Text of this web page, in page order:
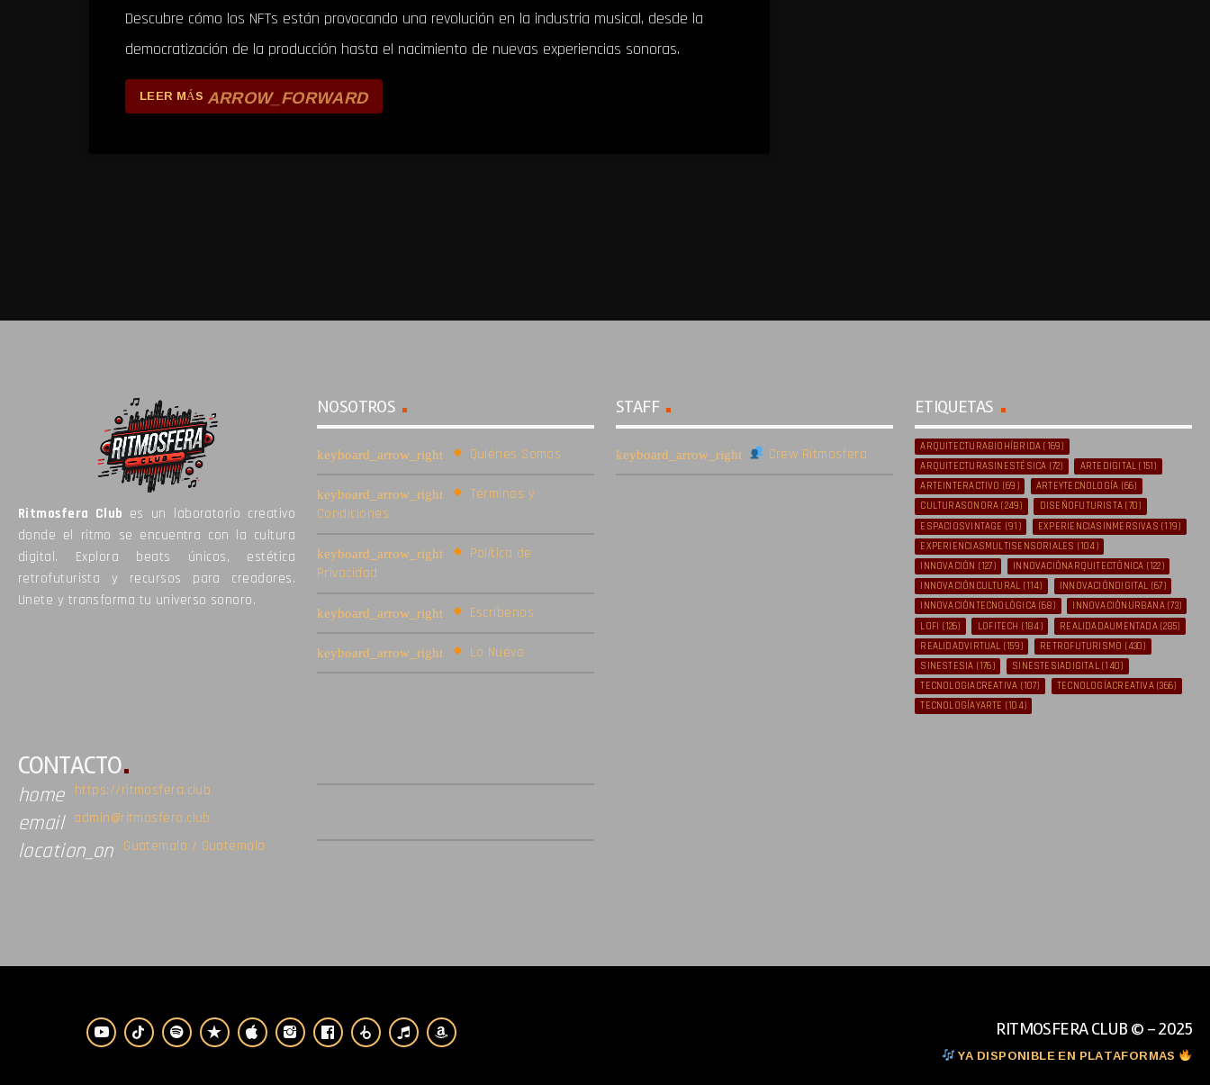
Descubre cómo los NFTs están provocando una revolución en la industria musical, desde la
democratización de la producción hasta el nacimiento de nuevas experiencias sonoras.
LEER MÁS ARROW_FORWARD
Ritmosfera Club es un laboratorio creativo
donde el ritmo se encuentra con la cultura
digital. Explora beats únicos, estética
retrofuturista y recursos para creadores.
Unete y transforma tu universo sonoro.
NOSOTROS
Quiénes Somos
Términos y
Condiciones
Política de
Privacidad
Escríbenos
Lo Nuevo
STAFF
Crew Ritmosfera
ETIQUETAS
ARQUITECTURABIOHÍBRIDA (169)
ARQUITECTURASINESTÉSICA (72) ARTEDIGITAL (151)
ARTEINTERACTIVO (69) ARTEYTECNOLOGÍA (66)
CULTURASONORA (249) DISEÑOFUTURISTA (70)
ESPACIOSVINTAGE (91) EXPERIENCIASINMERSIVAS (119)
EXPERIENCIASMULTISENSORIALES (104)
INNOVACIÓN (127) INNOVACIÓNARQUITECTÓNICA (122)
INNOVACIÓNCULTURAL (114) INNOVACIÓNDIGITAL (67)
INNOVACIÓNTECNOLÓGICA (68) INNOVACIÓNURBANA(73)
LOFI (126) LOFITECH (184) REALIDADAUMENTADA(285)
REALIDADVIRTUAL (159) RETROFUTURISMO (430)
SINESTESIA (176) SINESTESIADIGITAL(140)
TECNOLOGIACREATIVA (107) TECNOLOGÍACREATIVA(366)
TECNOLOGÍAYARTE (104)
CONTACTO
home https://ritmosfera.club
email admin@ritmosfera.club
location_on Guatemala / Guatemala
RITMOSFERA CLUB © - 2025
YA DISPONIBLE EN PLATAFORMAS